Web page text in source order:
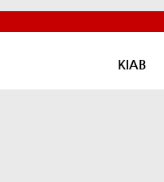
KIAB